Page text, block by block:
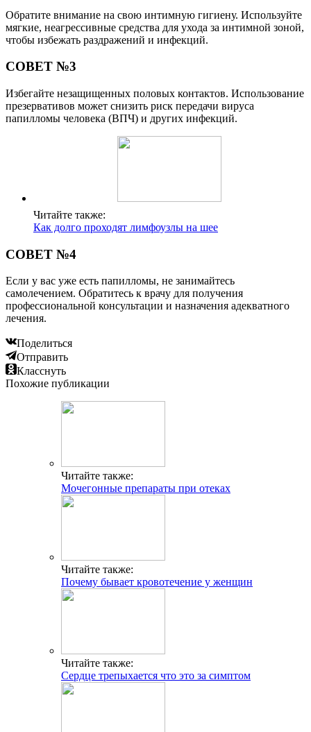
Обратите внимание на свою интимную гигиену. Используйте
мягкие, неагрессивные средства для ухода за интимной зоной,
чтобы избежать раздражений и инфекций.
СОВЕТ №3
Избегайте незащищенных половых контактов. Использование
презервативов может снизить риск передачи вируса
папилломы человека (ВПЧ) и других инфекций.
Читайте также:
Как долго проходят лимфоузлы на шее
СОВЕТ №4
Если у вас уже есть папилломы, не занимайтесь
самолечением. Обратитесь к врачу для получения
профессиональной консультации и назначения адекватного
лечения.
Поделиться
Отправить
Класснуть
Похожие публикации
Читайте также:
Мочегонные препараты при отеках
Читайте также:
Почему бывает кровотечение у женщин
Читайте также:
Сердце трепыхается что это за симптом